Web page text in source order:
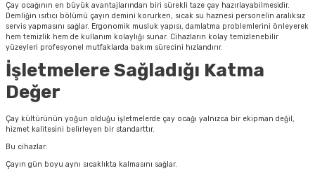
Çay ocağının en büyük avantajlarından biri sürekli taze çay hazırlayabilmesidir.
Demliğin ısıtıcı bölümü çayın demini korurken, sıcak su haznesi personelin aralıksız
servis yapmasını sağlar. Ergonomik musluk yapısı, damlatma problemlerini önleyerek
hem temizlik hem de kullanım kolaylığı sunar. Cihazların kolay temizlenebilir
yüzeyleri profesyonel mutfaklarda bakım sürecini hızlandırır.
İşletmelere Sağladığı Katma
Değer
Çay kültürünün yoğun olduğu işletmelerde çay ocağı yalnızca bir ekipman değil,
hizmet kalitesini belirleyen bir standarttır.
Bu cihazlar:
Çayın gün boyu aynı sıcaklıkta kalmasını sağlar.